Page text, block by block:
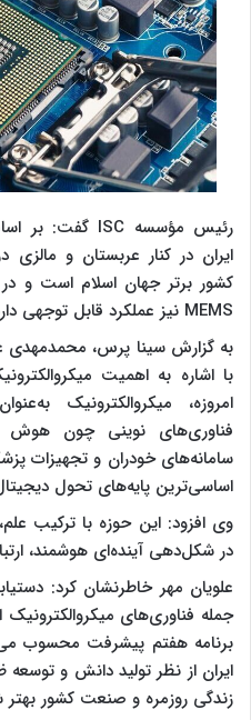
ایران در کنار عربستان و
کشور برتر جهان اسلام است و در
MEMS نیز عملکرد قابل توجهی دارد.
به گزارش سینا پرس، محمدمهدی
با اشاره به اهمیت
امروزه، میکروالکترونیک
سامانه‌های خودران و تجهیزات
اساسی‌ترین پایه‌های تحول
وی افزود: این حوزه با ترکیب
در شکل‌دهی آینده‌ای هوشمند،
علویان مهر خاطرنشان کرد:
جمله فناوری‌های
برنامه هفتم پیشرفت محسوب می
ایران از نظر تولید دانش و توسعه
زندگی روزمره و صنعت کشور بهتر